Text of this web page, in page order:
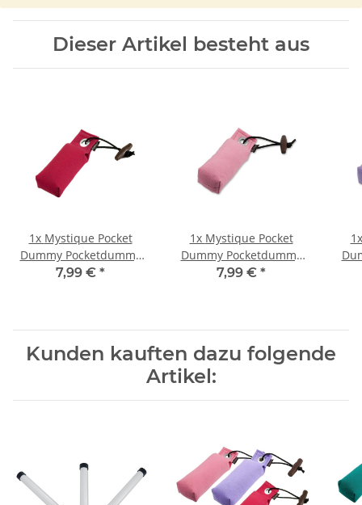
Dieser Artikel besteht aus
1x Mystique Pocket
Dummy Pocketdummy
hot pink 85g
7,99 € *
1x Mystique Pocket
Dummy Pocketdummy
pink 85g
7,99 € *
Kunden kauften dazu folgende
Artikel: